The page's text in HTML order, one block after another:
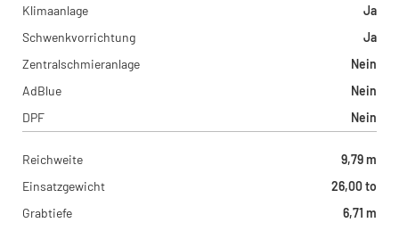
Klimaanlage
Ja
Schwenkvorrichtung
Ja
Zentralschmieranlage
Nein
AdBlue
Nein
DPF
Nein
Reichweite
9,79 m
Einsatzgewicht
26,00 to
Grabtiefe
6,71 m